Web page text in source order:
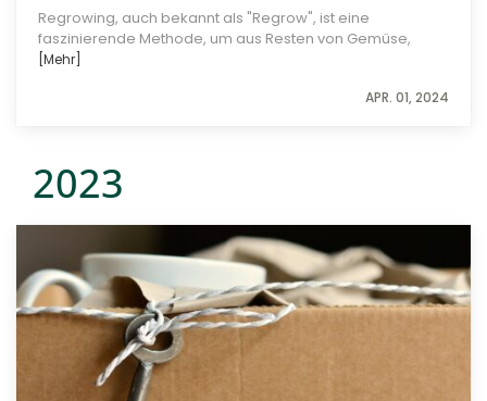
Regrowing, auch bekannt als "Regrow", ist eine
faszinierende Methode, um aus Resten von Gemüse,
[Mehr]
APR. 01, 2024
2023